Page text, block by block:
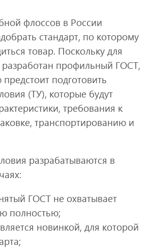
флоссов в России
стандарт, по которому
товар. Поскольку для
разработан профильный ГОСТ,
подготовить
(ТУ), которые будут
требования к
транспортированию и
разрабатываются в
ГОСТ не охватывает
полностью;
новинкой, для которой